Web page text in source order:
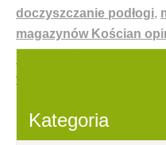
doczyszczanie podłogi,
magazynów Kościan
Nawigacja
wpisu
firma sprzątająca cena
Płoty Łasin Dobre
Kategoria